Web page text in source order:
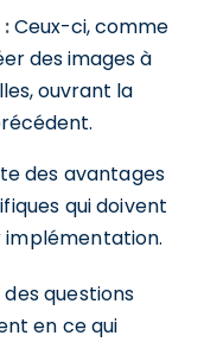
Ceux-ci, comme
des images à
ouvrant la
des avantages
qui doivent
questions
en ce qui